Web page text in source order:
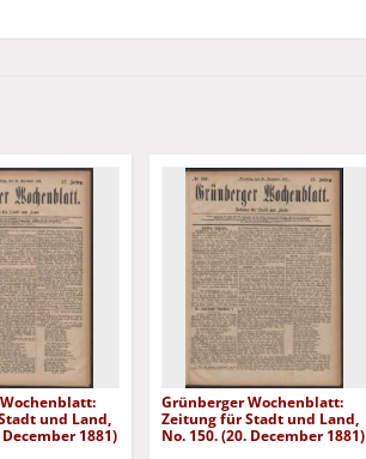
und Land,
December 1881)
Grünberger Wochenblatt:
Zeitung für Stadt und Land,
No. 150. (20. December 1881)